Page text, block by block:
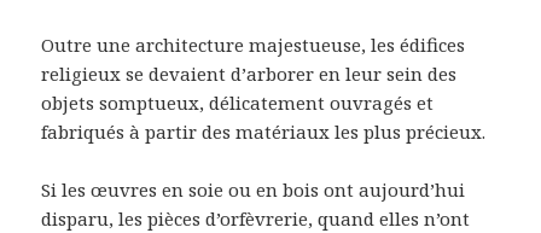
Outre une architecture majestueuse, les édifices
religieux se devaient d’arborer en leur sein des
objets somptueux, délicatement ouvragés et
fabriqués à partir des matériaux les plus précieux.
Si les œuvres en soie ou en bois ont aujourd’hui
disparu, les pièces d’orfèvrerie, quand elles n’ont